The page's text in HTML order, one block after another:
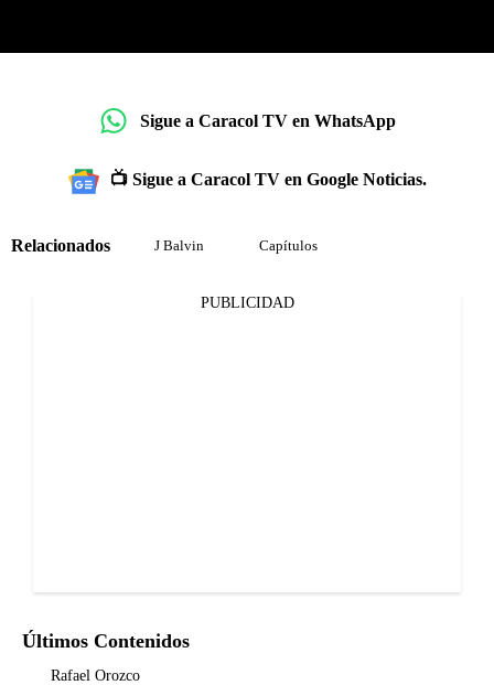
Sigue a Caracol TV en WhatsApp
📺 Sigue a Caracol TV en Google Noticias.
Relacionados J Balvin Capítulos
PUBLICIDAD
Últimos Contenidos
Rafael Orozco